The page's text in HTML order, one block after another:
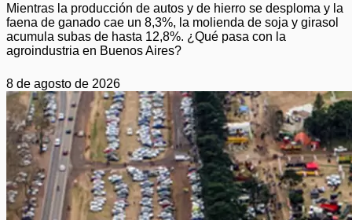
Mientras la producción de autos y de hierro se desploma y la
faena de ganado cae un 8,3%, la molienda de soja y girasol
acumula subas de hasta 12,8%. ¿Qué pasa con la
agroindustria en Buenos Aires?
8 de agosto de 2026